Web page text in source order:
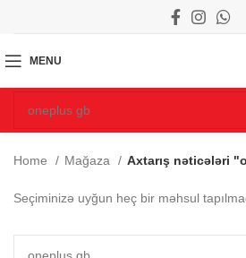
MENU
Home Mağaza Axtarış nəticələri
Seçiminizə uyğun heç bir məhsul